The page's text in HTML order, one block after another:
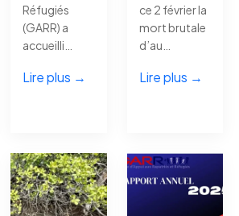
Réfugiés
(GARR) a
accueilli…
Lire plus →
ce 2 février la
mort brutale
d’au…
Lire plus →